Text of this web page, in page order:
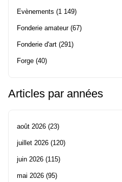
Evènements (1 149)
Fonderie amateur(67)
Fonderie d'art (291)
Forge (40)
Articles par années
août 2026 (23)
juillet 2026 (120)
juin 2026 (115)
mai 2026 (95)